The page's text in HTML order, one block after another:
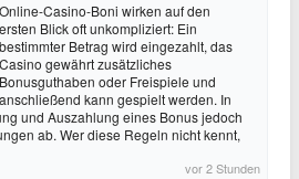
Online-Casino-Boni wirken auf den
ersten Blick oft unkompliziert: Ein
bestimmter Betrag wird eingezahlt, das
Casino gewährt zusätzliches
Bonusguthaben oder Freispiele und
anschließend kann gespielt werden. In
und Auszahlung eines Bonus jedoch
ab. Wer diese Regeln nicht kennt,
vor 2 Stunden